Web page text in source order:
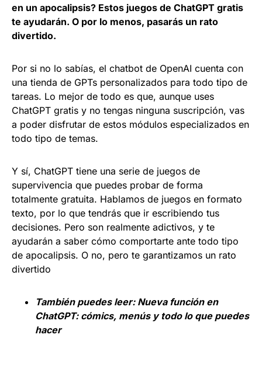
en un apocalipsis? Estos juegos de ChatGPT gratis
te ayudarán. O por lo menos, pasarás un rato
divertido.
Por si no lo sabías, el chatbot de OpenAI cuenta con
una tienda de GPTs personalizados para todo tipo de
tareas. Lo mejor de todo es que, aunque uses
ChatGPT gratis y no tengas ninguna suscripción, vas
a poder disfrutar de estos módulos especializados en
todo tipo de temas.
Y sí, ChatGPT tiene una serie de juegos de
supervivencia que puedes probar de forma
totalmente gratuita. Hablamos de juegos en formato
texto, por lo que tendrás que ir escribiendo tus
decisiones. Pero son realmente adictivos, y te
ayudarán a saber cómo comportarte ante todo tipo
de apocalipsis. O no, pero te garantizamos un rato
divertido
También puedes leer:Nueva función en
ChatGPT: cómics, menús y todo lo que puedes
hacer